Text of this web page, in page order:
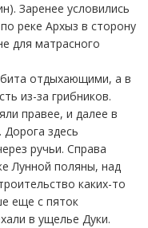
Заренее условились
реке Архыз в сторону
для матрасного
отдыхающими, а в
из-за грибников.
правее, и далее в
здесь
ручьи. Справа
Лунной поляны, над
каких-то
еще с пяток
в ущелье Дуки.